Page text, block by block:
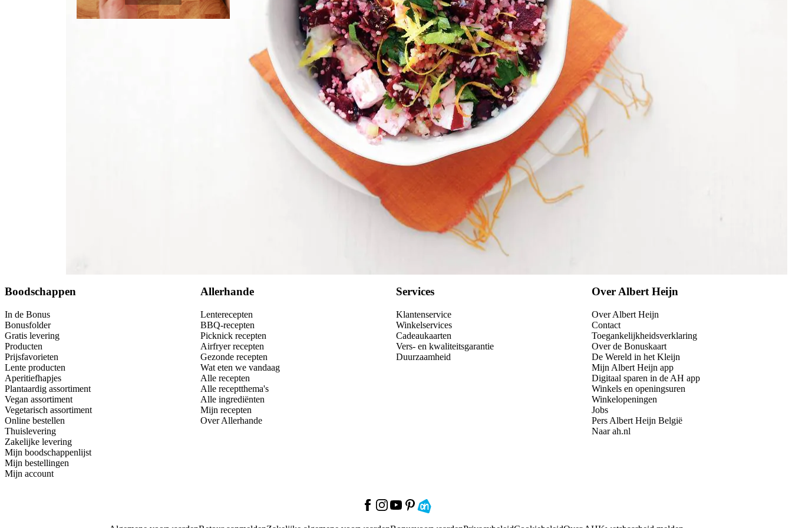
1citroen
Wat vond je van dit recept?
Boodschappen
In de Bonus
Bonusfolder
Gratis levering
Producten
Prijsfavorieten
Lente producten
Aperitiefhapjes
Plantaardig assortiment
Vegan assortiment
Vegetarisch assortiment
Online bestellen
Thuislevering
Zakelijke levering
Mijn boodschappenlijst
Mijn bestellingen
Mijn account
Allerhande
Lenterecepten
BBQ-recepten
Picknick recepten
Airfryer recepten
Gezonde recepten
Wat eten we vandaag
Alle recepten
Alle receptthema's
Alle ingrediënten
Mijn recepten
Over Allerhande
Services
Klantenservice
Winkelservices
Cadeaukaarten
Vers- en kwaliteitsgarantie
Duurzaamheid
Over Albert Heijn
Over Albert Heijn
Contact
Toegankelijkheidsverklaring
Over de Bonuskaart
De Wereld in het Kleijn
Mijn Albert Heijn app
Digitaal sparen in de AH app
Winkels en openingsuren
Winkelopeningen
Jobs
Pers Albert Heijn België
Naar ah.nl